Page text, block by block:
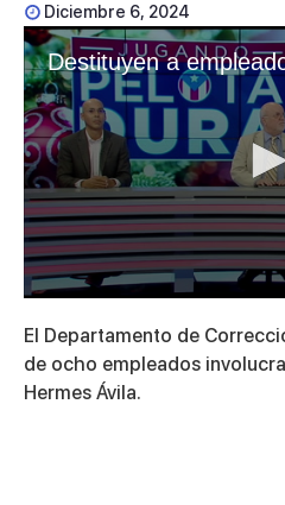
Diciembre 6, 2024
seconds
of
11
minutes,
41
El Departamento de
de ocho empleados
Hermes Ávila.